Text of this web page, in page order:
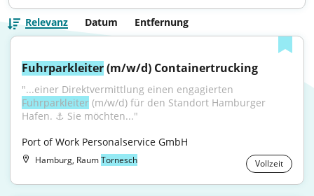
Relevanz Datum Entfernung
Fuhrparkleiter (m/w/d) Containertrucking
Fuhrparkleiter (m/w/d) für den Standort Hamburger
Hafen. ⚓ Sie möchten..."
Port of Work Personalservice GmbH
Hamburg, RaumTornesch Vollzeit